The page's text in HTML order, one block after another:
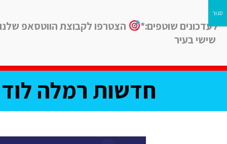
חדשות רמלה
לעדכונים שוטפים:*
הצטרפו לקבוצת הווטסאפ שלנו
שישי בעיר